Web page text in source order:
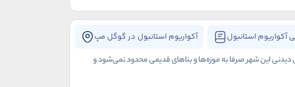
آکواریوم استانبول آکواریوم استانبول در گوگل مپ
دیدنی این شهر صرفا به موزه‌ها و بناهای قدیمی محدود نمی‌شود و